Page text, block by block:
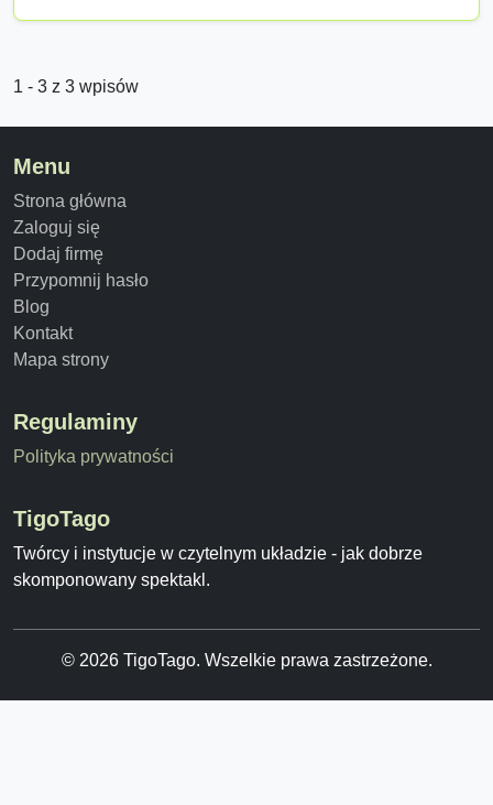
1 - 3 z 3 wpisów
Menu
Strona główna
Zaloguj się
Dodaj firmę
Przypomnij hasło
Blog
Kontakt
Mapa strony
Regulaminy
Polityka prywatności
TigoTago
Twórcy i instytucje w czytelnym układzie - jak dobrze
skomponowany spektakl.
© 2026 TigoTago. Wszelkie prawa zastrzeżone.